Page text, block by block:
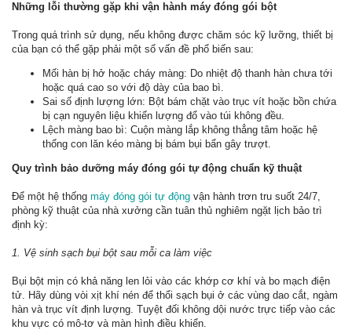
Những lỗi thường gặp khi vận hành máy đóng gói bột
Trong quá trình sử dụng, nếu không được chăm sóc kỹ lưỡng, thiết bị
của bạn có thể gặp phải một số vấn đề phổ biến sau:
Mối hàn bị hở hoặc cháy màng: Do nhiệt độ thanh hàn chưa tới
hoặc quá cao so với độ dày của bao bì.
Sai số định lượng lớn: Bột bám chặt vào trục vít hoặc bồn chứa
bị cạn nguyên liệu khiến lượng đổ vào túi không đều.
Lệch màng bao bì: Cuộn màng lắp không thẳng tâm hoặc hệ
thống con lăn kéo màng bị bám bụi bẩn gây trượt.
Quy trình bảo dưỡng máy đóng gói tự động chuẩn kỹ thuật
Để một hệ thống máy đóng gói tự động vận hành trơn tru suốt 24/7,
phòng kỹ thuật của nhà xưởng cần tuân thủ nghiêm ngặt lịch bảo trì
định kỳ:
1. Vệ sinh sạch bụi bột sau mỗi ca làm việc
Bụi bột mịn có khả năng len lỏi vào các khớp cơ khí và bo mạch điện
tử. Hãy dùng vòi xịt khí nén để thổi sạch bụi ở các vùng dao cắt, ngàm
hàn và trục vít định lượng. Tuyệt đối không dội nước trực tiếp vào các
khu vực có mô-tơ và màn hình điều khiển.